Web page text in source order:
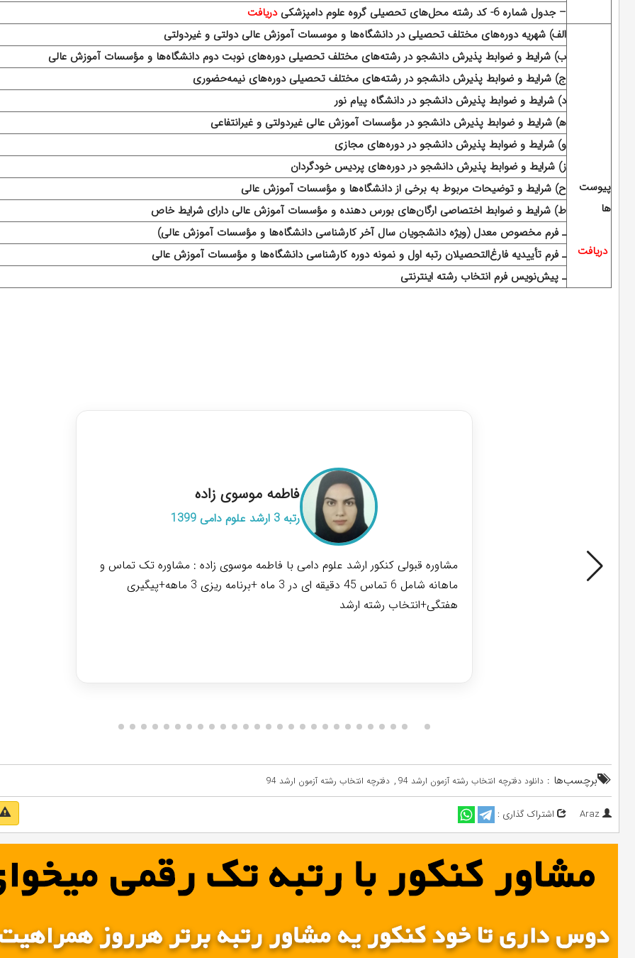
– جدول شماره 6- کد رشته محل‌های تحصیلی گروه علوم دامپزشکی
دریافت
پیوست
ها
دریافت
الف) شهریه دوره‌های مختلف تحصیلی در دانشگاه‌ها و موسسات آموزش عالی دولتی و غیردولتی
ب) شرایط و ضوابط پذیرش‌ دانشجودر رشته‌های ‌مختلف ‌تحصیلی‌ دوره‌های نوبت دوم دانشگاه‌ها و مؤسسات‌ آموزش‌ عالی‌
ج) شرایط و ضوابط پذیرش دانشجو در رشته‌های مختلف تحصیلی دوره‌های نیمه‌حضوری
د) شرایط و ضوابط پذیرش دانشجو در دانشگاه پیام نور
ه‍) شرایط و ضوابط پذیرش دانشجو در مؤسسات آموزش عالی غیردولتی‌ و غیرانتفاعی
و) شرایط و ضوابط پذیرش دانشجو در دوره‌های مجازی
ز) شرایط و ضوابط پذیرش دانشجو در دوره‌های پردیس خودگردان
ح) شرایط و توضیحات مربوط به برخی از دانشگاه‌ها و مؤسسات آموزش عالی
ط) شرایط و ضوابط اختصاصی ارگان‌های بورس دهنده و مؤسسات آموزش عالی دارای شرایط خاص
ـ فرم مخصوص معدل (ویژه دانشجویان سال آخر کارشناسی دانشگاه‌ها و مؤسسات آموزش عالی)
ـ فرم تأییدیه فارغ‌التحصیلان رتبه اول و نمونه دوره کارشناسی دانشگاه‌ها و مؤسسات آموزش عالی
ـ پیش‌نویس فرم انتخاب رشته اینترنتی
فاطمه موسوی زاده
رتبه 3 ارشد علوم دامی 1399
مشاوره قبولی کنکور ارشد علوم دامی با فاطمه موسوی زاده : مشاوره تک تماس و
ماهانه شامل 6 تماس 45 دقیقه ای در 3 ماه +برنامه ریزی 3 ماهه+پیگیری
هفتگی+انتخاب رشته ارشد
برچسب‌ها : دانلود دفترچه انتخاب رشته آزمون ارشد 94 , دفترچه انتخاب رشته آزمون ارشد 94
Araz اشتراک گذاری :